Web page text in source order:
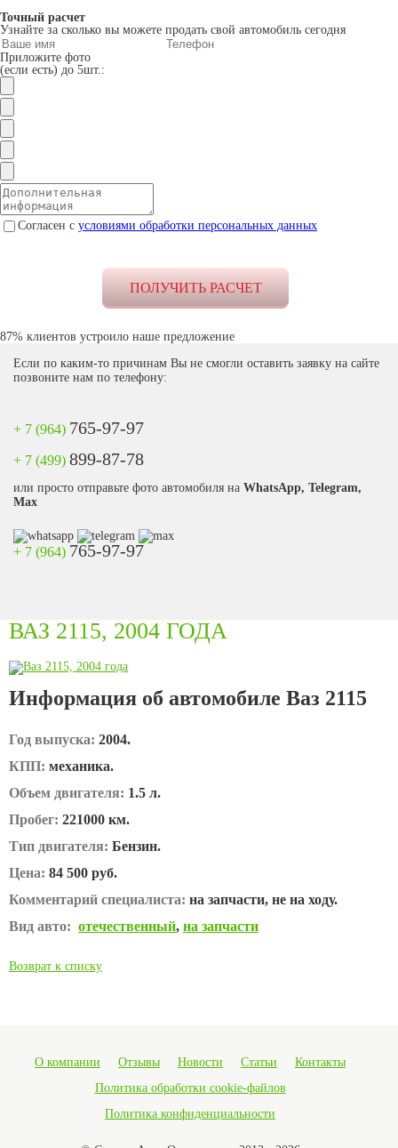
Точный расчет
Узнайте за сколько вы можете продать свой автомобиль сегодня
Приложите фото
(если есть) до 5шт.:
Согласен с условиями обработки персональных данных
87% клиентов устроило наше предложение
Если по каким-то причинам Вы не смогли оставить заявку на сайте
позвоните нам по телефону:
+ 7 (964) 765-97-97
+ 7 (499) 899-87-78
или просто отправьте фото автомобиля на WhatsApp, Telegram,
Max
+ 7 (964) 765-97-97
ВАЗ 2115, 2004 ГОДА
Информация об автомобиле Ваз 2115
Год выпуска: 2004.
КПП: механика.
Объем двигателя: 1.5 л.
Пробег: 221000 км.
Тип двигателя: Бензин.
Цена: 84 500 руб.
Комментарий специалиста: на запчасти, не на ходу.
Вид авто: отечественный, на запчасти
Возврат к списку
О компании Отзывы Новости Статьи
Контакты
Политика обработки cookie-файлов
Политика конфиденциальности